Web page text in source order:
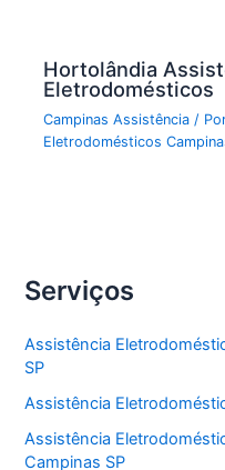
Hortolândia
Eletrodomésticos
Campinas Assistência /
Eletrodomésticos
Serviços
Assistência
SP
Assistência
Assistência
Campinas SP